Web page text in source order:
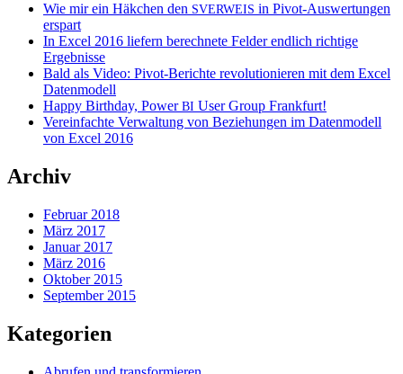
Wie mir ein Häkchen den SVERWEIS in Pivot-Auswertungen
erspart
In Excel 2016 liefern berechnete Felder endlich richtige
Ergebnisse
Bald als Video: Pivot-Berichte revolutionieren mit dem Excel
Datenmodell
Happy Birthday, PowerBI User Group Frankfurt!
Vereinfachte Verwaltung von Beziehungen im Datenmodell
von Excel 2016
Archiv
Februar 2018
März 2017
Januar 2017
März 2016
Oktober 2015
September 2015
Kategorien